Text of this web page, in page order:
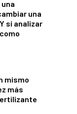
una
si analizar
mismo
más